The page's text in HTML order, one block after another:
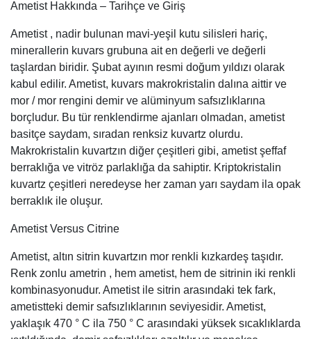
Ametist Hakkında – Tarihçe ve Giriş
Ametist , nadir bulunan mavi-yeşil kutu silisleri hariç,
minerallerin kuvars grubuna ait en değerli ve değerli
taşlardan biridir. Şubat ayının resmi doğum yıldızı olarak
kabul edilir. Ametist, kuvars makrokristalin dalına aittir ve
mor / mor rengini demir ve alüminyum safsızlıklarına
borçludur. Bu tür renklendirme ajanları olmadan, ametist
basitçe saydam, sıradan renksiz kuvartz olurdu.
Makrokristalin kuvartzın diğer çeşitleri gibi, ametist şeffaf
berraklığa ve vitröz parlaklığa da sahiptir. Kriptokristalin
kuvartz çeşitleri neredeyse her zaman yarı saydam ila opak
berraklık ile oluşur.
Ametist Versus Citrine
Ametist, altın sitrin kuvartzın mor renkli kızkardeş taşıdır.
Renk zonlu ametrin , hem ametist, hem de sitrinin iki renkli
kombinasyonudur. Ametist ile sitrin arasındaki tek fark,
ametistteki demir safsızlıklarının seviyesidir. Ametist,
yaklaşık 470 ° C ila 750 ° C arasındaki yüksek sıcaklıklarda